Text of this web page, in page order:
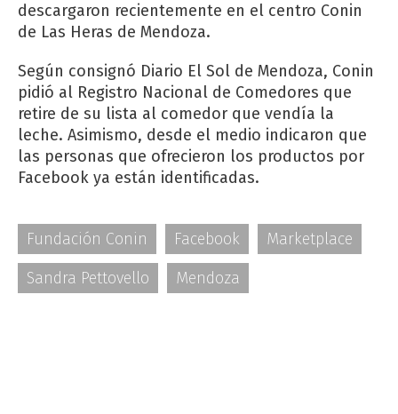
descargaron recientemente en el centro Conin
de Las Heras de Mendoza.
Según consignó Diario El Sol de Mendoza, Conin
pidió al Registro Nacional de Comedores que
retire de su lista al comedor que vendía la
leche. Asimismo, desde el medio indicaron que
las personas que ofrecieron los productos por
Facebook ya están identificadas.
Fundación Conin Facebook
Marketplace
Sandra Pettovello
Mendoza